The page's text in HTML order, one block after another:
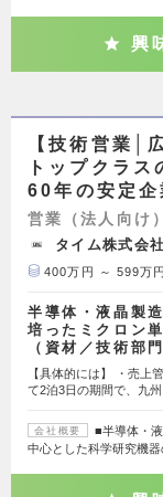
興
【技術営業│
トップクラ
60年の安定企
営業（法人向け）
タイム株式会社
400万円 ～ 599万円
半導体・液晶製
培ったミクロン
（資材／技術部
【具体的には】 ・売
て2泊3日の期間で、九
会社概要
■半導体・
中心とした科学研究機